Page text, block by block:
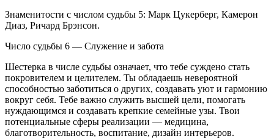
Знаменитости с числом судьбы 5: Марк Цукерберг, Камерон
Диаз, Ричард Брэнсон.
Число судьбы 6 — Служение и забота
Шестерка в числе судьбы означает, что тебе суждено стать
покровителем и целителем. Ты обладаешь невероятной
способностью заботиться о других, создавать уют и гармонию
вокруг себя. Тебе важно служить высшей цели, помогать
нуждающимся и создавать крепкие семейные узы. Твои
потенциальные сферы реализации — медицина,
благотворительность, воспитание, дизайн интерьеров.